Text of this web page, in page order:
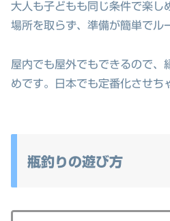
大人も子どもも同じ条件で楽し
場所を取らず、準備が簡単でル
屋内でも屋外でもできるので、
めです。日本でも定番化させち
瓶釣りの遊び方